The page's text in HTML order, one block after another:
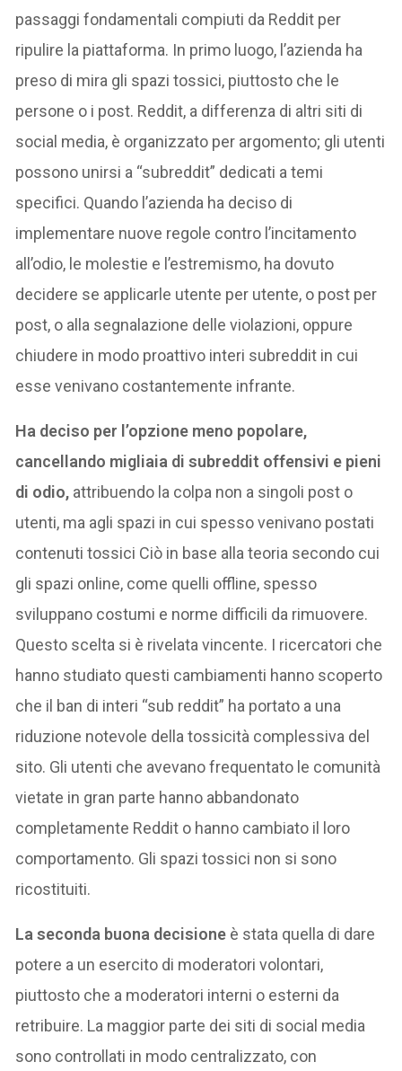
passaggi fondamentali compiuti da Reddit per
ripulire la piattaforma. In primo luogo, l’azienda ha
preso di mira gli spazi tossici, piuttosto che le
persone o i post. Reddit, a differenza di altri siti di
social media, è organizzato per argomento; gli utenti
possono unirsi a “subreddit” dedicati a temi
specifici. Quando l’azienda ha deciso di
implementare nuove regole contro l’incitamento
all’odio, le molestie e l’estremismo, ha dovuto
decidere se applicarle utente per utente, o post per
post, o alla segnalazione delle violazioni, oppure
chiudere in modo proattivo interi subreddit in cui
esse venivano costantemente infrante.
Ha deciso per l’opzione meno popolare,
cancellando migliaia di subreddit offensivi e pieni
di odio, attribuendo la colpa non a singoli post o
utenti, ma agli spazi in cui spesso venivano postati
contenuti tossici Ciò in base alla teoria secondo cui
gli spazi online, come quelli offline, spesso
sviluppano costumi e norme difficili da rimuovere.
Questo scelta si è rivelata vincente. I ricercatori che
hanno studiato questi cambiamenti hanno scoperto
che il ban di interi “sub reddit” ha portato a una
riduzione notevole della tossicità complessiva del
sito. Gli utenti che avevano frequentato le comunità
vietate in gran parte hanno abbandonato
completamente Reddit o hanno cambiato il loro
comportamento. Gli spazi tossici non si sono
ricostituiti.
La seconda buona decisione è stata quella di dare
potere a un esercito di moderatori volontari,
piuttosto che a moderatori interni o esterni da
retribuire. La maggior parte dei siti di social media
sono controllati in modo centralizzato, con